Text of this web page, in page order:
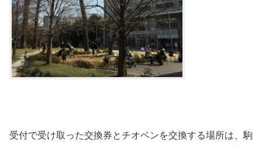
受付で受け取った交換券とチオベンを交換する場所は、駒